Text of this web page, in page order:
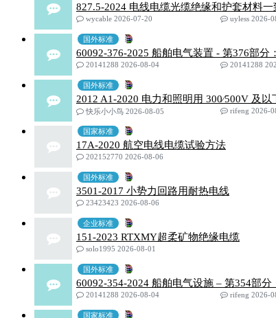
827.5-2024 电线电缆光缆绝缘和护套材料
wycable 2026-07-20
uyless 2026-
国外标准
60092-376-2025 船舶电气装置 - 第376部分
20141288 2026-08-04
20141288
国外标准
2012 A1-2020 电力和照明用 300∕500V 及
快乐小小鸟 2026-08-05
rifeng 2026-
国家标准
17A-2020 航空电线电缆试验方法
202152770 2026-08-06
国外标准
3501-2017 小势力回路用耐热电线
23423423 2026-08-06
企业标准
151-2023 RTXMY超柔矿物绝缘电缆
solo1995 2026-08-01
国外标准
60092-354-2024 船舶电气设施 – 第354部
20141288 2026-08-04
rifeng 2026-
国家标准